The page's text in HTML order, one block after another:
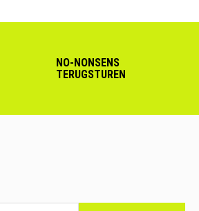
NO-NONSENS
TERUGSTUREN